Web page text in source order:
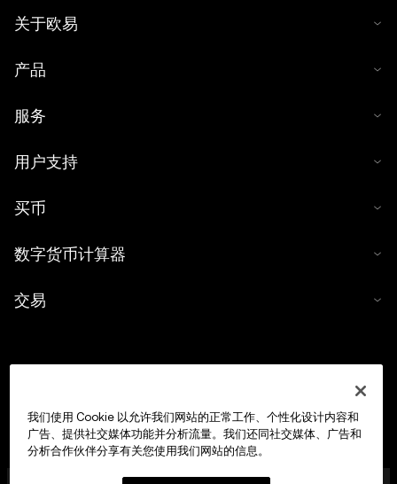
关于欧易
产品
服务
用户支持
买币
数字货币计算器
交易
我们使用 Cookie 以允许我们网站的正常工作、个性化设计内容和
广告、提供社交媒体功能并分析流量。我们还同社交媒体、广告和
分析合作伙伴分享有关您使用我们网站的信息。